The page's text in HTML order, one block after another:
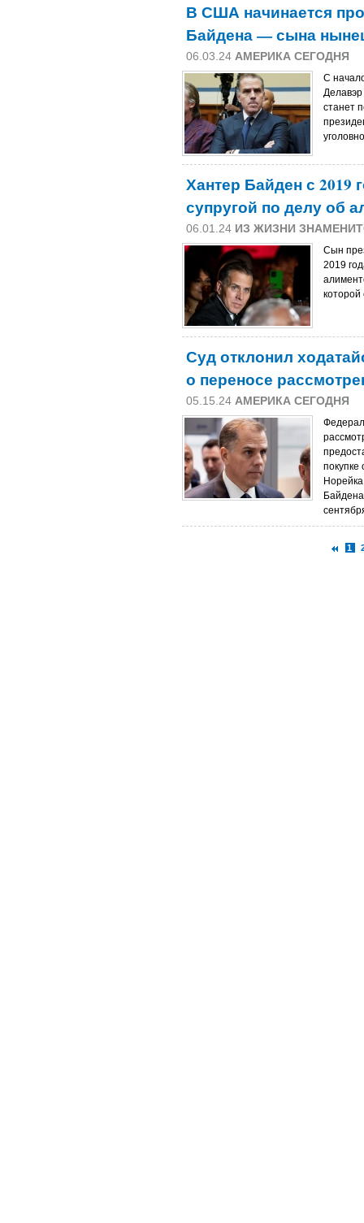
В США начинается
Байдена — сына
06.03.24 АМЕРИКА СЕГОДНЯ
С
станет
Хантер Байден с 2019
супругой по делу об
06.01.24 ИЗ ЖИЗНИ
Сын
2019
Суд отклонил
о переносе
05.15.24 АМЕРИКА СЕГОДНЯ
1